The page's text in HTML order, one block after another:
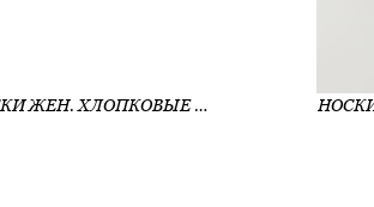
НОСКИ ЖЕН. ХЛОПКОВЫЕ CE CLASSIC (АРТ. 25С-203СП)